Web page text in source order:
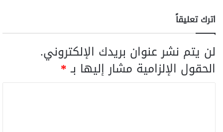
اترك تعليقاً
لن يتم نشر عنوان بريدك الإلكتروني.
الحقول الإلزامية مشار إليها بـ*